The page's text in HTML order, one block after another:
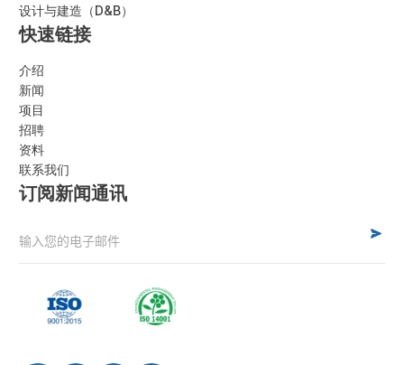
设计与建造（D&B）
快速链接
介绍
新闻
项目
招聘
资料
联系我们
订阅新闻通讯